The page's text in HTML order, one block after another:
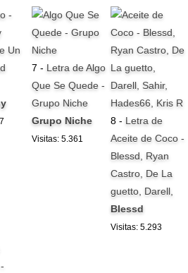
Un
7 - Letra de Algo
Que Se Quede -
Grupo Niche
Grupo Niche
Visitas: 5.361
8 - Letra de
Aceite de Coco -
Blessd, Ryan
Castro, De La
guetto, Darell,
Blessd
Visitas: 5.293